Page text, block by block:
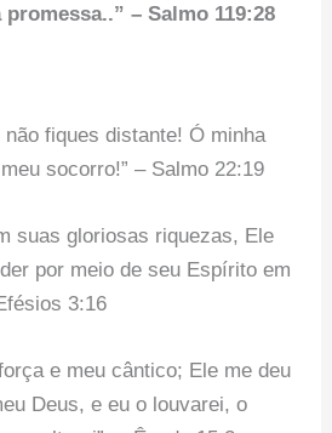
– Salmo 119:28
não fiques distante! Ó minha
socorro!” – Salmo 22:19
suas gloriosas riquezas, Ele
por meio de seu Espírito em
3:16
e meu cântico; Ele me deu
Deus, e eu o louvarei, o